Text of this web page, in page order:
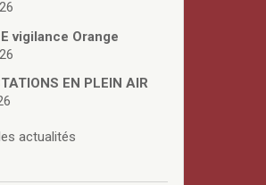
vigilance Orange
EN PLEIN AIR
actualités